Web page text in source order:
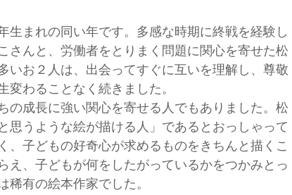
まれの同い年です。多感な時期に終戦を経験し
さんと、労働者をとりまく問題に関心を寄せた松
いお２人は、出会ってすぐに互いを理解し、尊敬
わることなく続きました。
成長に強い関心を寄せる人でもありました。松
思うような絵が描ける人」であるとおっしゃって
、子どもの好奇心が求めるものをきちんと描くこ
え、子どもが何をしたがっているかをつかみとっ
稀有の絵本作家でした。